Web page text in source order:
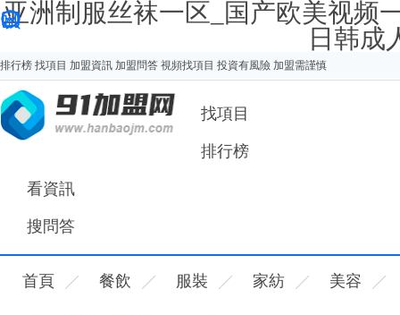
亚洲制服丝袜一区_国产欧美视频
日韩成
排行榜 找項目 加盟資訊 加盟問答 視頻找項目 投資有風險 加盟需謹慎
您好，歡迎來91加盟網！
找項目
排行榜
看資訊
搜問答
首頁 餐飲 服裝 家紡 美容